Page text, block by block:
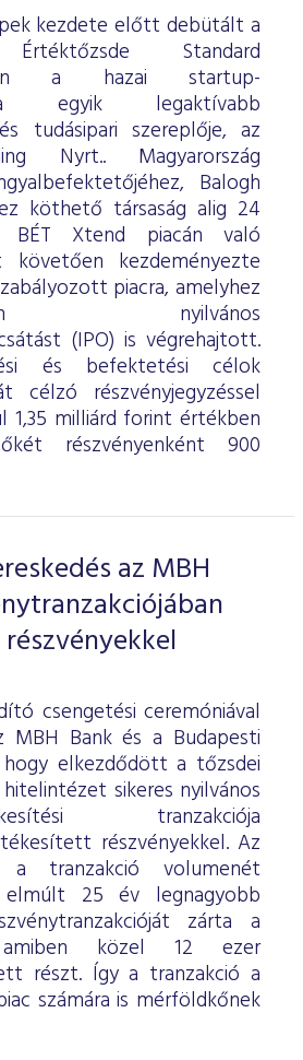
kezdete előtt debütált a
Standard
a hazai startup-
egyik legaktívabb
tudásipari szereplője, az
Nyrt.. Magyarország
Balogh
köthető társaság alig 24
BÉT Xtend piacán való
követően kezdeményezte
piacra, amelyhez
nyilvános
(IPO) is végrehajtott.
és befektetési célok
célzó részvényjegyzéssel
1,35 milliárd forint értékben
részvényenként 900
az MBH
csengetési ceremóniával
MBH Bank és a Budapesti
elkezdődött a tőzsdei
sikeres nyilvános
tranzakciója
részvényekkel. Az
tranzakció volumenét
25 év legnagyobb
zárta a
amiben közel 12 ezer
részt. Így a tranzakció a
számára is mérföldkőnek